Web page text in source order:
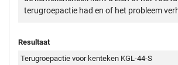
terugroepactie had en of het probleem
Resultaat
Terugroepactie voor kenteken KGL-44-S